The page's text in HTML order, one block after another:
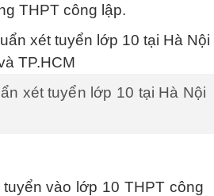
THPT công lập.
xét tuyển lớp 10 tại Hà Nội
vào lớp 10 THPT công